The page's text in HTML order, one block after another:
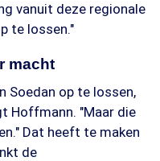
vanuit deze regionale
te lossen."
macht
Soedan op te lossen,
Hoffmann. "Maar die
Dat heeft te maken
de